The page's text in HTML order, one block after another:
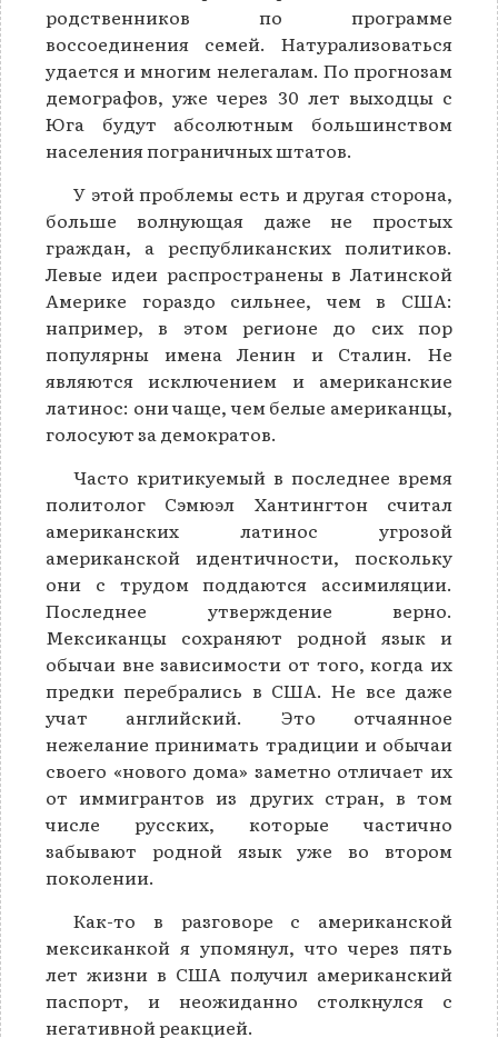
родственников по программе
воссоединения семей. Натурализоваться
удается и многим нелегалам. По прогнозам
демографов, уже через 30 лет выходцы с
Юга будут абсолютным большинством
населения пограничных штатов.
У этой проблемы есть и другая сторона,
больше волнующая даже не простых
граждан, а республиканских политиков.
Левые идеи распространены в Латинской
Америке гораздо сильнее, чем в США:
например, в этом регионе до сих пор
популярны имена Ленин и Сталин. Не
являются исключением и американские
латинос: они чаще, чем белые американцы,
голосуют за демократов.
Часто критикуемый в последнее время
политолог Сэмюэл Хантингтон считал
американских латинос угрозой
американской идентичности, поскольку
они с трудом поддаются ассимиляции.
Последнее утверждение верно.
Мексиканцы сохраняют родной язык и
обычаи вне зависимости от того, когда их
предки перебрались в США. Не все даже
учат английский. Это отчаянное
нежелание принимать традиции и обычаи
своего «нового дома» заметно отличает их
от иммигрантов из других стран, в том
числе русских, которые частично
забывают родной язык уже во втором
поколении.
Как-то в разговоре с американской
мексиканкой я упомянул, что через пять
лет жизни в США получил американский
паспорт, и неожиданно столкнулся с
негативной реакцией.